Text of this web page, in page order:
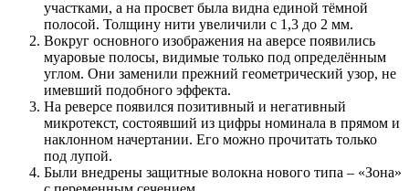
участками, а на просвет была видна единой тёмной
полосой. Толщину нити увеличили с 1,3 до 2 мм.
Вокруг основного изображения на аверсе появились
муаровые полосы, видимые только под определённым
углом. Они заменили прежний геометрический узор, не
имевший подобного эффекта.
На реверсе появился позитивный и негативный
микротекст, состоявший из цифры номинала в прямом и
наклонном начертании. Его можно прочитать только
под лупой.
Были внедрены защитные волокна нового типа – «Зона»